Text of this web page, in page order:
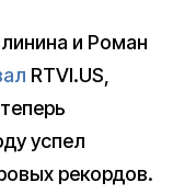
и Роман
RTVI.US,
успел
рекордов.